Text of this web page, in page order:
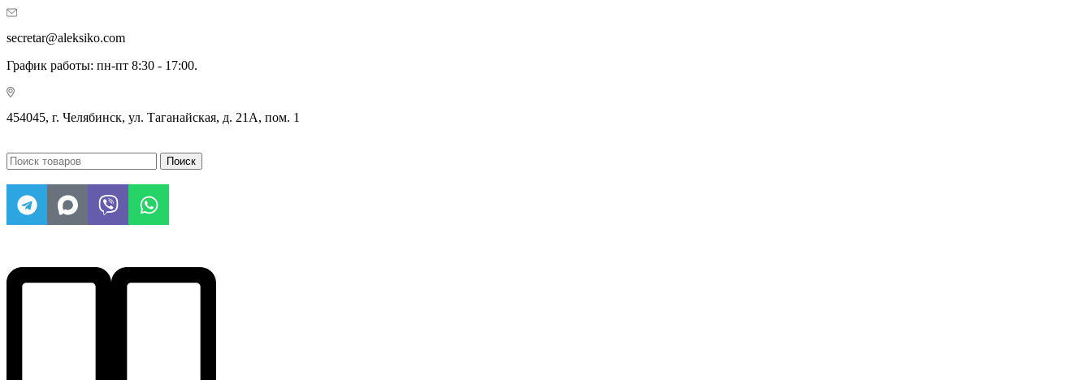
secretar@aleksiko.com
График работы: пн-пт 8:30 - 17:00.
454045, г. Челябинск, ул. Таганайская, д. 21А, пом. 1
Поиск